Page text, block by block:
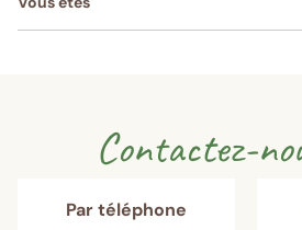
Contactez-
Par téléphone